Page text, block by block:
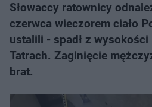
Słowaccy ratownicy
czerwca wieczorem ciało
ustalili - spadł z
Tatrach. Zaginięcie
brat.